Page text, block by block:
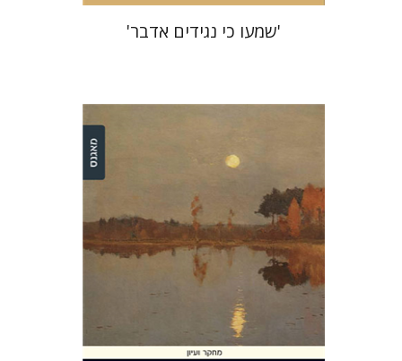
'שמעו כי נגידים אדבר'
דינה ברדיצ'בסקי